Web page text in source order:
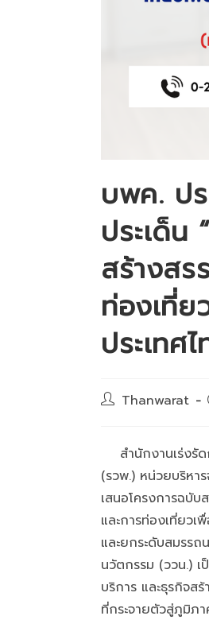
บพค. ป
ประเด็น
สร้างสร
ท่องเที่ย
ประเทศ
PostThanwarat
สำนักงานเร่งรัด
(รวพ.) หน่วยบริหา
เสนอโครงการฉบั
และการท่องเที่ยว
และยกระดับสมรร
นวัตกรรม (ววน.)
บริการ และธุรกิจส
ที่กระจายตัวสู่ภูมิภ